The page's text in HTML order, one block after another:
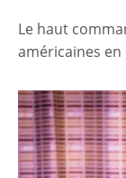
Le haut
américaines en